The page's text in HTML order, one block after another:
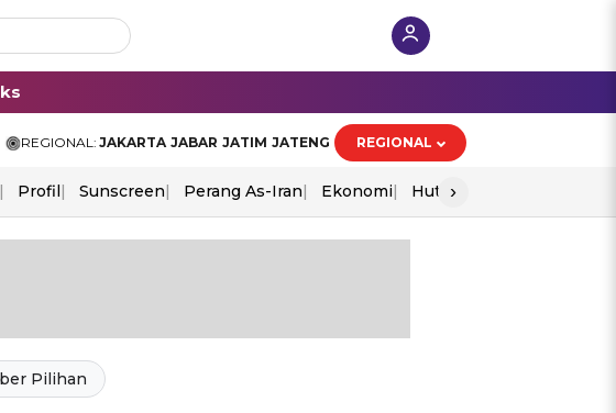
REGIONAL: JAKARTA JABAR JATIM JATENG REGIONAL
Profil Sunscreen Perang As-Iran Ekonomi Hut Ri
›
Pilihan